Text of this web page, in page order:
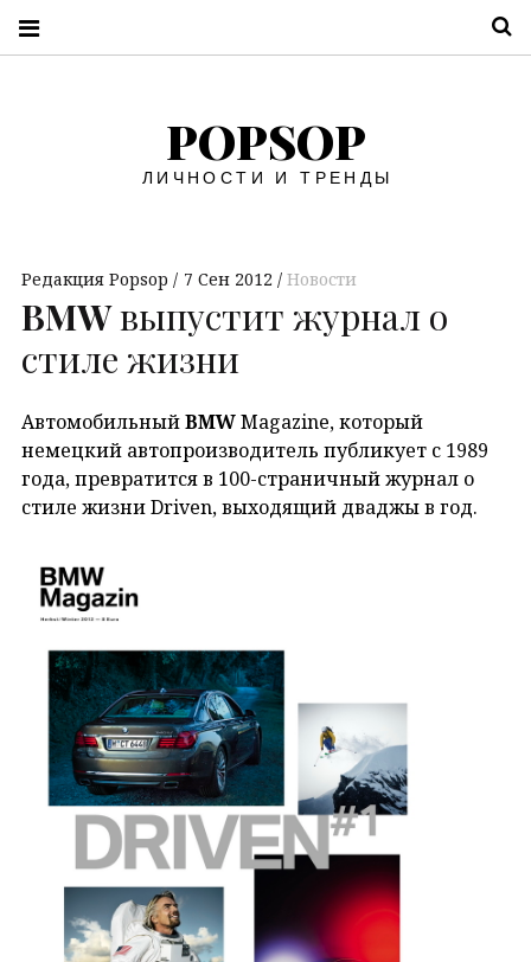
POPSOP
ЛИЧНОСТИ И ТРЕНДЫ
Редакция Popsop 7 Сен 2012 Новости
BMWвыпустит журнал о
стиле жизни
АвтомобильныйBMWMagazine, который
немецкий автопроизводитель публикует с 1989
года, превратится в 100-страничный журнал о
стиле жизни Driven, выходящий дваджы в год.